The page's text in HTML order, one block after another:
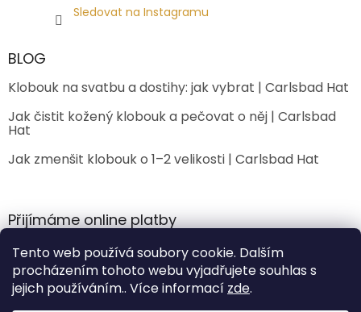
Tento web používá soubory cookie. Dalším
procházením tohoto webu vyjadřujete souhlas s
jejich používáním.. Více informací zde.
Sledovat na Instagramu
BLOG
Klobouk na svatbu a dostihy: jak vybrat | Carlsbad Hat
Jak čistit kožený klobouk a pečovat o něj | Carlsbad
Hat
Jak zmenšit klobouk o 1–2 velikosti | Carlsbad Hat
Přijímáme online platby